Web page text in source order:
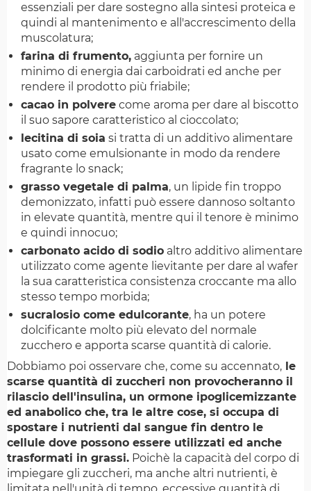
essenziali per dare sostegno alla sintesi proteica e
quindi al mantenimento e all'accrescimento della
muscolatura;
farina di frumento, aggiunta per fornire un
minimo di energia dai carboidrati ed anche per
rendere il prodotto più friabile;
cacao in polvere come aroma per dare al biscotto
il suo sapore caratteristico al cioccolato;
lecitina di soia si tratta di un additivo alimentare
usato come emulsionante in modo da rendere
fragrante lo snack;
grasso vegetale di palma, un lipide fin troppo
demonizzato, infatti può essere dannoso soltanto
in elevate quantità, mentre qui il tenore è minimo
e quindi innocuo;
carbonato acido di sodio altro additivo alimentare
utilizzato come agente lievitante per dare al wafer
la sua caratteristica consistenza croccante ma allo
stesso tempo morbida;
sucralosio come edulcorante, ha un potere
dolcificante molto più elevato del normale
zucchero e apporta scarse quantità di calorie.
Dobbiamo poi osservare che, come su accennato, le
scarse quantità di zuccheri non provocheranno il
rilascio dell'insulina, un ormone ipoglicemizzante
ed anabolico che, tra le altre cose, si occupa di
spostare i nutrienti dal sangue fin dentro le
cellule dove possono essere utilizzati ed anche
trasformati in grassi. Poichè la capacità del corpo di
impiegare gli zuccheri, ma anche altri nutrienti, è